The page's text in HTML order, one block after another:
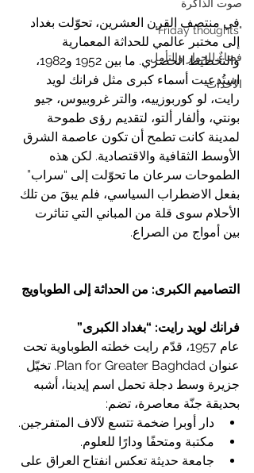
صوت الذاكرة
"Friday thoughts"
فضاءٌ للحوار والتأمل
الأحداث
في منتصف القرن العشرين، تحوّلت بغداد
إلى مختبر عالمي للحداثة المعمارية
والتخطيط الحضري. ما بين 1952 و1982،
استُدعيت أسماء كبرى مثل فرانك لويد
رايت، لو كوربوزييه، والتر غروبيوس، جيو
بونتي، وألفار ألتو، لتقديم رؤى طموحة
لمدينة كانت تطمح أن تكون عاصمة الشرق
الأوسط الثقافية والاقتصادية. لكن هذه
الطموحات سرعان ما تحوّلت إلى “سراب”
بفعل الاضطراب السياسي، فلم يبقَ من تلك
الأحلام سوى قلة من المباني التي تناثرت
بين أمواج من الصراع.
التصاميم الكبرى: من الحداثة إلى الطوباويج
فرانك لويد رايت: “بغداد الكبرى”
عام 1957، قدّم رايت خطته الطوباوية تحت
عنوان Plan for Greater Baghdad. تخيّل
جزيرة وسط دجلة تحمل اسم إيدينا، أشبه
بحديقة جنّة معاصرة، تضم:
دار أوبرا ضخمة تتسع لآلاف المتفرجين.
مكتبة ومتحفًا ودارًا للعلوم.
جامعة حديثة تعكس انفتاح العراق على